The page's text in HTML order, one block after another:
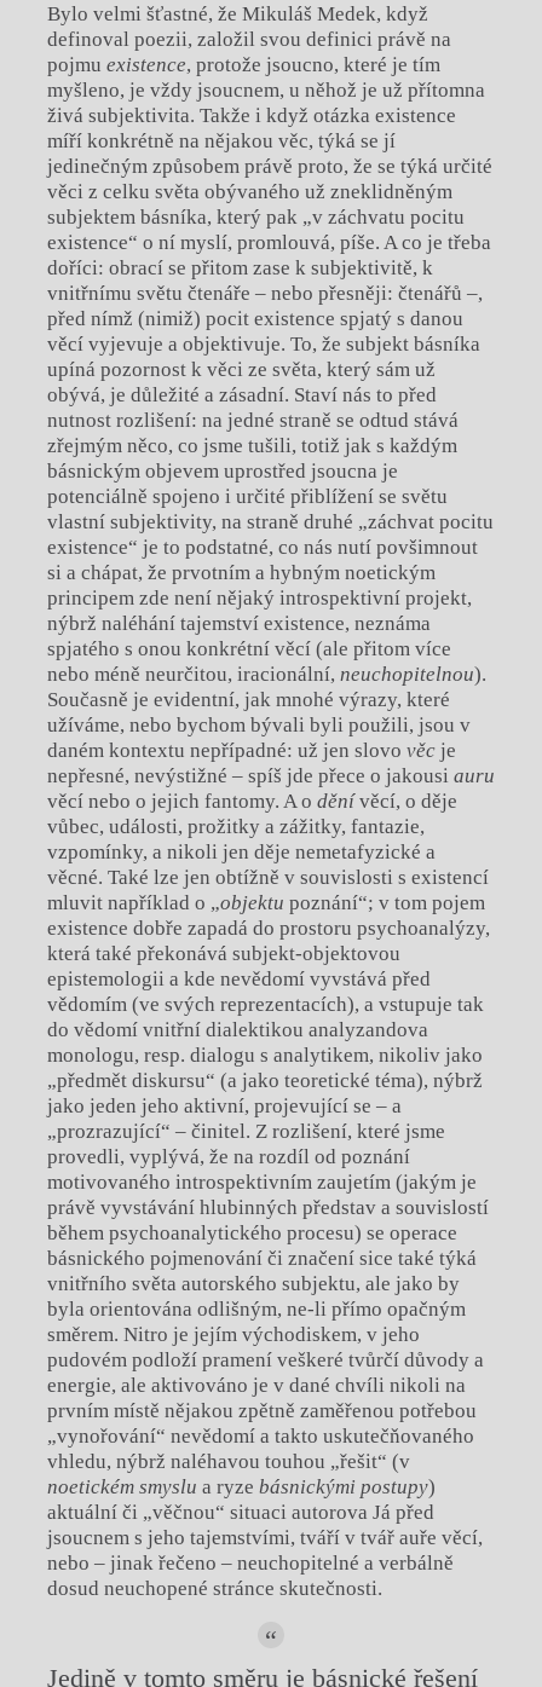
Bylo velmi šťastné, že Mikuláš Medek, když
definoval poezii, založil svou definici právě na
pojmu existence, protože jsoucno, které je tím
myšleno, je vždy jsoucnem, u něhož je už přítomna
živá subjektivita. Takže i když otázka existence
míří konkrétně na nějakou věc, týká se jí
jedinečným způsobem právě proto, že se týká určité
věci z celku světa obývaného už zneklidněným
subjektem básníka, který pak „v záchvatu pocitu
existence“ o ní myslí, promlouvá, píše. A co je třeba
doříci: obrací se přitom zase k subjektivitě, k
vnitřnímu světu čtenáře – nebo přesněji: čtenářů –,
před nímž (nimiž) pocit existence spjatý s danou
věcí vyjevuje a objektivuje. To, že subjekt básníka
upíná pozornost k věci ze světa, který sám už
obývá, je důležité a zásadní. Staví nás to před
nutnost rozlišení: na jedné straně se odtud stává
zřejmým něco, co jsme tušili, totiž jak s každým
básnickým objevem uprostřed jsoucna je
potenciálně spojeno i určité přiblížení se světu
vlastní subjektivity, na straně druhé „záchvat pocitu
existence“ je to podstatné, co nás nutí povšimnout
si a chápat, že prvotním a hybným noetickým
principem zde není nějaký introspektivní projekt,
nýbrž naléhání tajemství existence, neznáma
spjatého s onou konkrétní věcí (ale přitom více
nebo méně neurčitou, iracionální, neuchopitelnou).
Současně je evidentní, jak mnohé výrazy, které
užíváme, nebo bychom bývali byli použili, jsou v
daném kontextu nepřípadné: už jen slovo věc je
nepřesné, nevýstižné – spíš jde přece o jakousi auru
věcí nebo o jejich fantomy. A o děnívěcí, o děje
vůbec, události, prožitky a zážitky, fantazie,
vzpomínky, a nikoli jen děje nemetafyzické a
věcné. Také lze jen obtížně v souvislosti s existencí
mluvit například o „objektu poznání“; v tom pojem
existence dobře zapadá do prostoru psychoanalýzy,
která také překonává subjekt-objektovou
epistemologii a kde nevědomí vyvstává před
vědomím (ve svých reprezentacích), a vstupuje tak
do vědomí vnitřní dialektikou analyzandova
monologu, resp. dialogu s analytikem, nikoliv jako
„předmět diskursu“ (a jako teoretické téma), nýbrž
jako jeden jeho aktivní, projevující se – a
„prozrazující“ – činitel. Z rozlišení, které jsme
provedli, vyplývá, že na rozdíl od poznání
motivovaného introspektivním zaujetím (jakým je
právě vyvstávání hlubinných představ a souvislostí
během psychoanalytického procesu) se operace
básnického pojmenování či značení sice také týká
vnitřního světa autorského subjektu, ale jako by
byla orientována odlišným, ne-li přímo opačným
směrem. Nitro je jejím východiskem, v jeho
pudovém podloží pramení veškeré tvůrčí důvody a
energie, ale aktivováno je v dané chvíli nikoli na
prvním místě nějakou zpětně zaměřenou potřebou
„vynořování“ nevědomí a takto uskutečňovaného
vhledu, nýbrž naléhavou touhou „řešit“ (v
noetickém smyslu a ryze básnickými postupy)
aktuální či „věčnou“ situaci autorova Já před
jsoucnem s jeho tajemstvími, tváří v tvář auře věcí,
nebo – jinak řečeno – neuchopitelné a verbálně
dosud neuchopené stránce skutečnosti.
Jedině v tomto směru je básnické řešení